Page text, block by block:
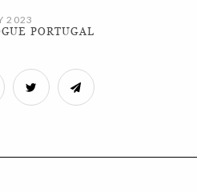
2023
PORTUGAL